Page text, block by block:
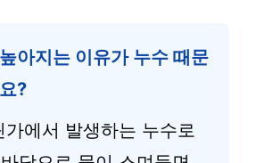
아지는 이유가 누수 때문
?
가에서 발생하는 누수로